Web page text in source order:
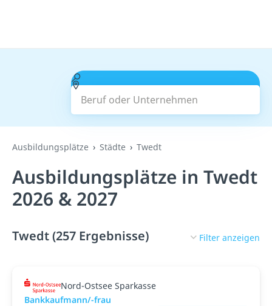
Beruf oder Unternehmen
Suchen
Ausbildungsplätze Städte Twedt
Ausbildungsplätze in Twedt
2026 & 2027
Twedt (257 Ergebnisse) Filter anzeigen
Nord-Ostsee Sparkasse
Bankkaufmann/-frau